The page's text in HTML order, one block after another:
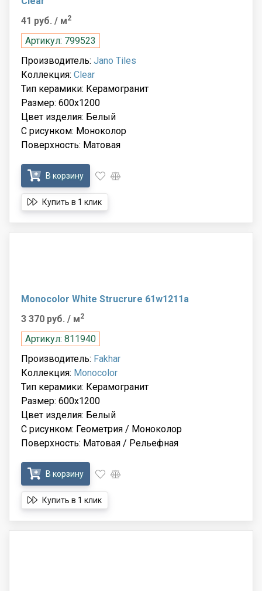
41 руб. / м2
Артикул: 799523
Производитель: Jano Tiles
Коллекция: Clear
Тип керамики: Керамогранит
Размер: 600x1200
Цвет изделия: Белый
С рисунком: Моноколор
Поверхность: Матовая
В корзину
Купить в 1 клик
Monocolor White Strucrure 61w1211a
3 370 руб. / м2
Артикул: 811940
Производитель: Fakhar
Коллекция: Monocolor
Тип керамики: Керамогранит
Размер: 600x1200
Цвет изделия: Белый
С рисунком: Геометрия / Моноколор
Поверхность: Матовая / Рельефная
В корзину
Купить в 1 клик